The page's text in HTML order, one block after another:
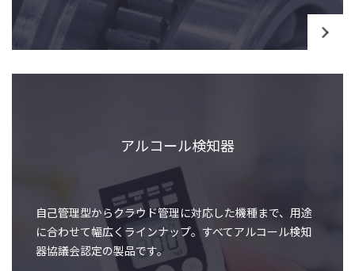
アルコール検知器
自己管理型からクラウド管理に対応した機種まで、用途
に合わせて幅広くラインナップ。すべてアルコール検知
器協議会認定の製品です。